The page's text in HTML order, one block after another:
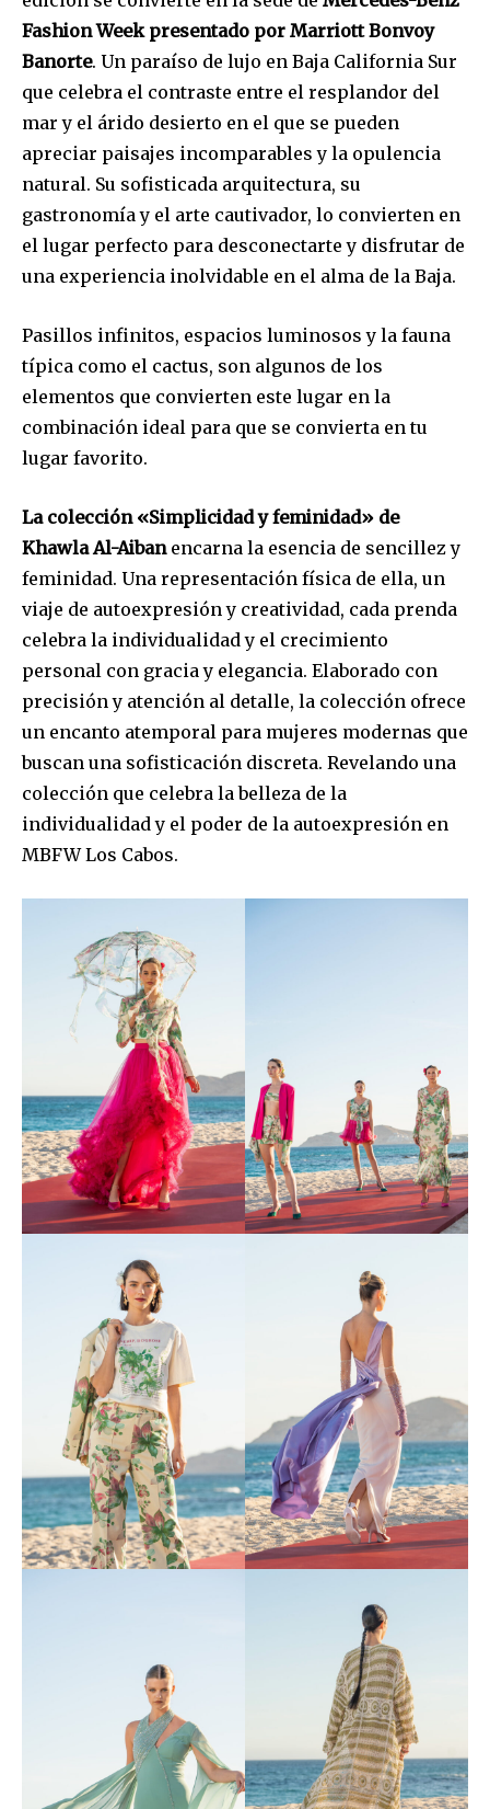
Fashion Week ​presentado por Marriott Bonvoy
Banorte. Un paraíso de lujo en Baja California Sur
que celebra el contraste entre el resplandor del
mar y el árido desierto en el que se pueden
apreciar paisajes incomparables y la opulencia
natural. Su sofisticada arquitectura, su
gastronomía y el arte cautivador, lo convierten en
el lugar perfecto para desconectarte y disfrutar de
una experiencia inolvidable en el alma de la Baja.
Pasillos infinitos, espacios luminosos y la fauna
típica como el cactus, son algunos de los
elementos que convierten este lugar en la
combinación ideal para que se convierta en tu
lugar favorito.
La colección «Simplicidad y feminidad» de
Khawla Al-Aibanencarna la esencia de sencillez y
feminidad. Una representación física de ella, un
viaje de autoexpresión y creatividad, cada prenda
celebra la individualidad y el crecimiento
personal con gracia y elegancia. Elaborado con
precisión y atención al detalle, la colección ofrece
un encanto atemporal para mujeres modernas que
buscan una sofisticación discreta. Revelando una
colección que celebra la belleza de la
individualidad y el poder de la autoexpresión en
MBFW Los Cabos.